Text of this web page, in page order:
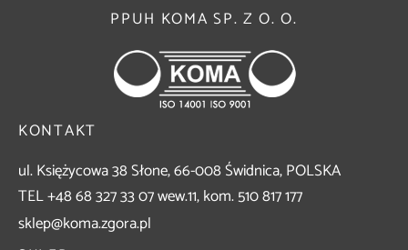
PPUH KOMA SP. Z O. O.
KONTAKT
ul. Księżycowa 38 Słone, 66-008 Świdnica, POLSKA
TEL +48 68 327 33 07 wew.11, kom. 510 817 177
sklep@koma.zgora.pl